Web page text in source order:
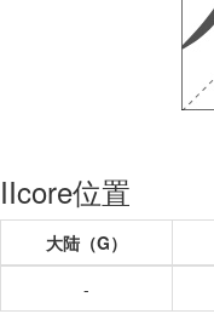
IIcore位置
大陆（G）
-